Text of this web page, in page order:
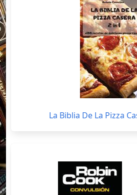
La Biblia De La Pizza